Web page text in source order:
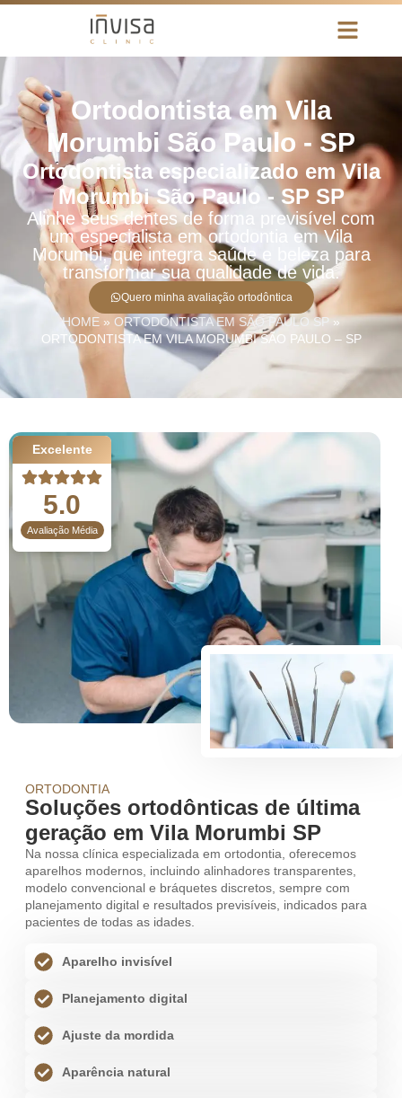
Ortodontista em Vila
Morumbi São Paulo - SP
Ortodontista especializado em Vila
Morumbi São Paulo - SP SP
Alinhe seus dentes de forma previsível com
um especialista em ortodontia em Vila
Morumbi, que integra saúde e beleza para
transformar sua qualidade de vida.
Quero minha avaliação ortodôntica
HOME » ORTODONTISTA EM SÃO PAULO SP »
ORTODONTISTA EM VILA MORUMBI SÃO PAULO – SP
Excelente
5.0
Avaliação Média
ORTODONTIA
Soluções ortodônticas de última
geração em Vila Morumbi SP
Na nossa clínica especializada em ortodontia, oferecemos
aparelhos modernos, incluindo alinhadores transparentes,
modelo convencional e bráquetes discretos, sempre com
planejamento digital e resultados previsíveis, indicados para
pacientes de todas as idades.
Aparelho invisível
Planejamento digital
Ajuste da mordida
Aparência natural